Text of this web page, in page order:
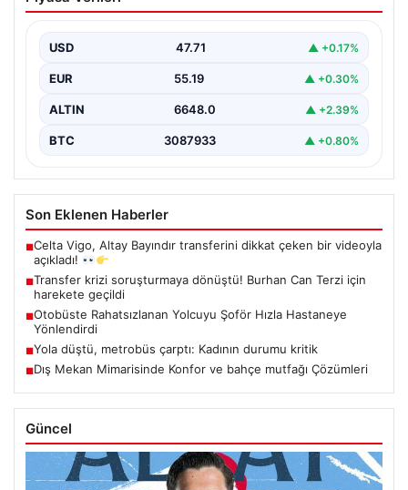
Burhan Can Terzi için harekete geçildi
USD 47.71 ▲ +0.17%
EUR 55.19 ▲ +0.30%
ALTIN 6648.0 ▲ +2.39%
BTC 3087933 ▲ +0.80%
Son Eklenen Haberler
■Celta Vigo, Altay Bayındır transferini dikkat çeken bir videoyla
açıkladı!
■Transfer krizi soruşturmaya dönüştü! Burhan Can Terzi için
harekete geçildi
■Otobüste Rahatsızlanan Yolcuyu Şoför Hızla Hastaneye
Yönlendirdi
■Yola düştü, metrobüs çarptı: Kadının durumu kritik
■Dış Mekan Mimarisinde Konfor ve bahçe mutfağı Çözümleri
Güncel